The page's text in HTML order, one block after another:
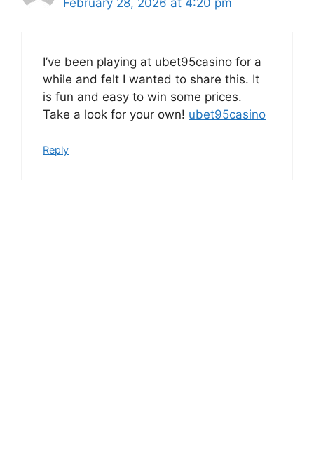
February 28, 2026 at 4:20 pm
I’ve been playing at ubet95casino for a
while and felt I wanted to share this. It
is fun and easy to win some prices.
Take a look for your own! ubet95casino
Reply